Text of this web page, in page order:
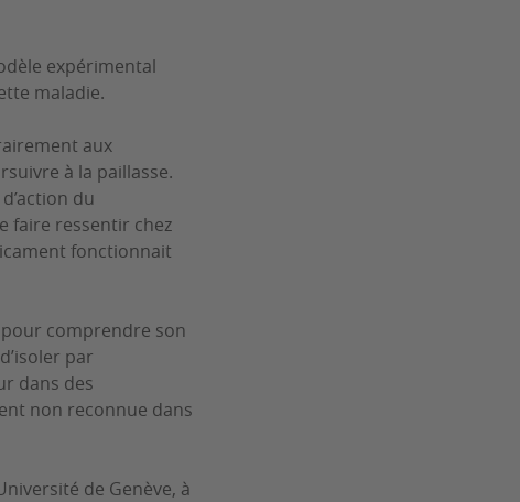
expérimental
maladie.
aux
à la paillasse.
du
faire ressentir chez
fonctionnait
comprendre son
par
dans des
non reconnue dans
de Genève, à